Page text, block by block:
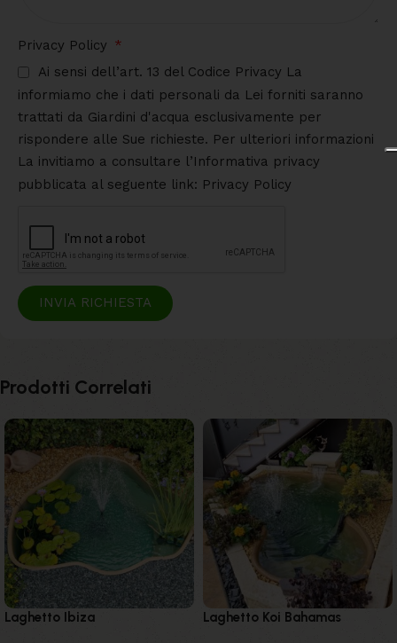
Privacy Policy
Ai sensi dell’art. 13 del Codice Privacy La
informiamo che i dati personali da Lei forniti saranno
trattati da Giardini d'acqua esclusivamente per
rispondere alle Sue richieste. Per ulteriori informazioni
La invitiamo a consultare l’Informativa privacy
pubblicata al seguente link: Privacy Policy
INVIA RICHIESTA
Prodotti Correlati
Laghetto Ibiza Laghetto Koi Bahamas